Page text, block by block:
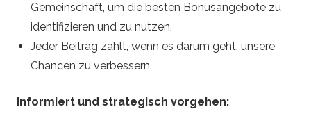
Gemeinschaft, um die besten Bonusangebote zu
identifizieren und zu nutzen.
Jeder Beitrag zählt, wenn es darum geht, unsere
Chancen zu verbessern.
Informiert und strategisch vorgehen: